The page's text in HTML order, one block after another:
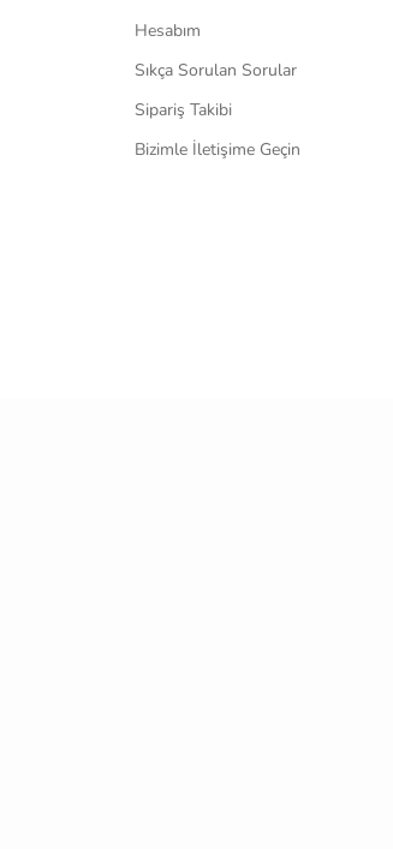
Hesabım
Sıkça Sorulan Sorular
Sipariş Takibi
Bizimle İletişime Geçin